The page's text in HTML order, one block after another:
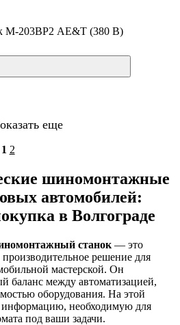
M-203ВР2 AE&T (380 В)
еще
1 2
шиномонтажные
автомобилей:
в Волгограде
станок — это
решение для
мастерской. Он
баланс между автоматизацией,
оборудования. На этой
информацию, необходимую для
под ваши задачи.